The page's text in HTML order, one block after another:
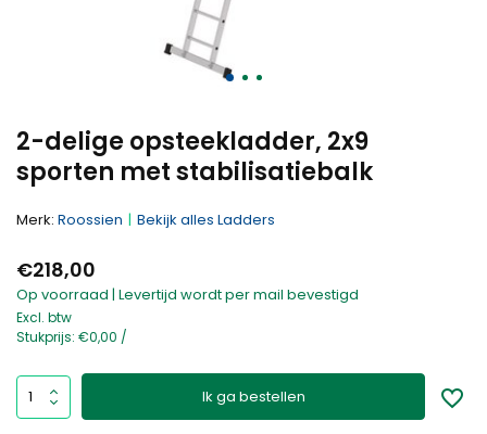
2-delige opsteekladder, 2x9
sporten met stabilisatiebalk
Merk: Roossien Bekijk alles Ladders
€218,00
Op voorraad | Levertijd wordt per mail bevestigd
Excl. btw
Stukprijs: €0,00 /
Ik ga bestellen